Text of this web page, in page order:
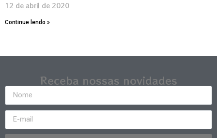
12 de abril de 2020
Continue lendo »
Receba nossas novidades